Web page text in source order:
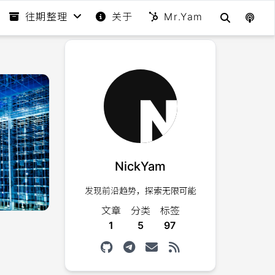
往期整理 关于 Mr.Yam
NickYam
发现前沿趋势，探索无限可能
文章
1
分类
5
标签
97